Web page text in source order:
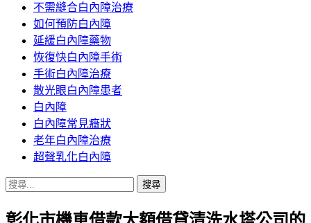
主
要
內
容
不需縫合白內障治療
如何預防白內障
延緩白內障藥物
恢復快白內障手術
手術白內障治療
散光眼白內障患者
白內障
白內障常見癥狀
老年白內障治療
超聲乳化白內障
搜
關